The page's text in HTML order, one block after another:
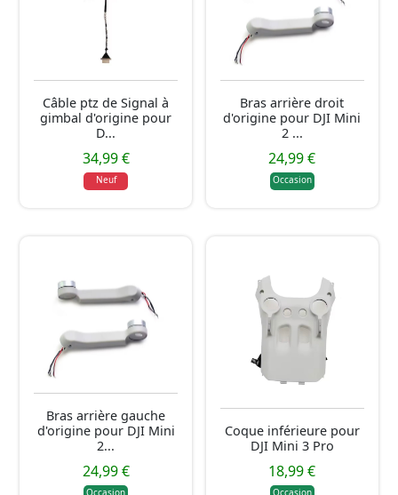
Câble ptz de Signal à
gimbal d'origine pour
D...
34,99 €
Neuf
Bras arrière droit
d'origine pour DJI Mini
2 ...
24,99 €
Occasion
Bras arrière gauche
d'origine pour DJI Mini
2...
24,99 €
Occasion
Coque inférieure pour
DJI Mini 3 Pro
18,99 €
Occasion